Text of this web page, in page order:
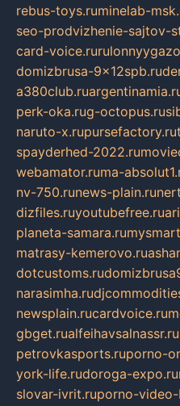
rebus-toys.ruminelab-
seo-prodvizhenie-sajtov-
card-voice.ru
domizbrusa-9x12spb.ru
a380club.ru
perk-oka.rug-octopus.ru
naruto-x.rupursefactory.ru
spayderhed-2022.ru
webamator.ruma-
nv-750.runews-plain.ru
dizfiles.ruyoutubefree.ru
planeta-samara.ru
matrasy-kemerovo.ru
dotcustoms.ru
narasimha.ru
newsplain.rucardvoice.ru
gbget.rualfeihavsalnassr.ru
petrovkasports.ruporno-
york-life.rudoroga-expo.ru
slovar-ivrit.ruporno-